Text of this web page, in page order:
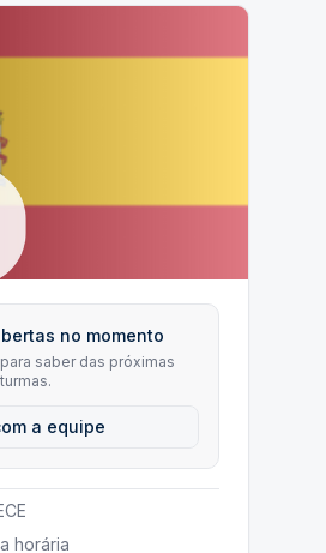
no momento
saber das próximas
turmas.
a equipe
horária